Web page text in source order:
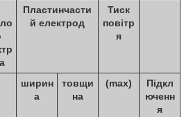
Пластинчасти
й електрод
Тиск
повітр
я
ширин
а
товщи
на
(max)
Підкл
юченн
я